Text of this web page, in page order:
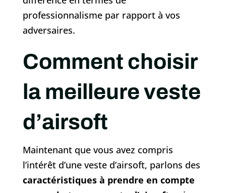
professionnalisme par rapport à vos
adversaires.
Comment choisir
la meilleure veste
d’airsoft
Maintenant que vous avez compris
l’intérêt d’une veste d’airsoft, parlons des
caractéristiques à prendre en compte